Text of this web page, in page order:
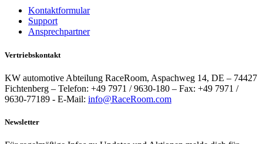
Kontaktformular
Support
Ansprechpartner
Vertriebskontakt
KW automotive Abteilung RaceRoom, Aspachweg 14, DE – 74427
Fichtenberg – Telefon: +49 7971 / 9630-180 – Fax: +49 7971 /
9630-77189 - E-Mail: info@RaceRoom.com
Newsletter